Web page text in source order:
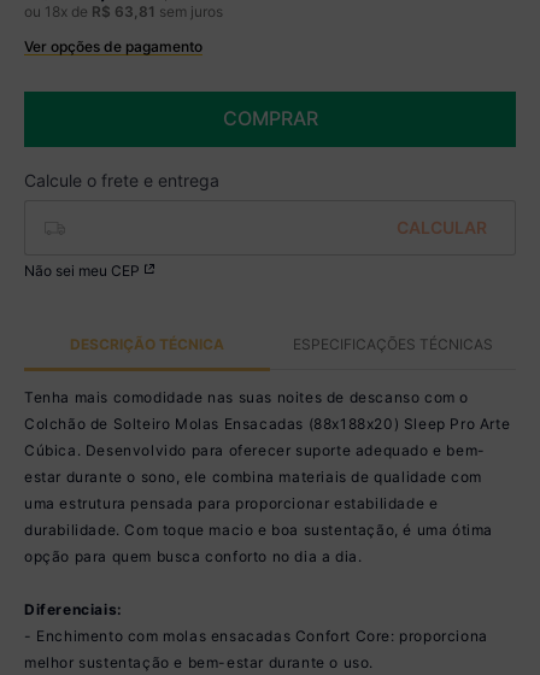
ou 18x de R$ 63 81 sem juros
Ver opções de pagamento
Boleto
COMPRAR
Não sei meu CEP
DESCRIÇÃO TÉCNICA ESPECIFICAÇÕES TÉCNICAS
Tenha mais comodidade nas suas noites de descanso com o
Colchão de Solteiro Molas Ensacadas (88x188x20) Sleep Pro Arte
Cúbica. Desenvolvido para oferecer suporte adequado e bem-
estar durante o sono, ele combina materiais de qualidade com
uma estrutura pensada para proporcionar estabilidade e
durabilidade. Com toque macio e boa sustentação, é uma ótima
opção para quem busca conforto no dia a dia.
Diferenciais:
- Enchimento com molas ensacadas Confort Core: proporciona
melhor sustentação e bem-estar durante o uso.